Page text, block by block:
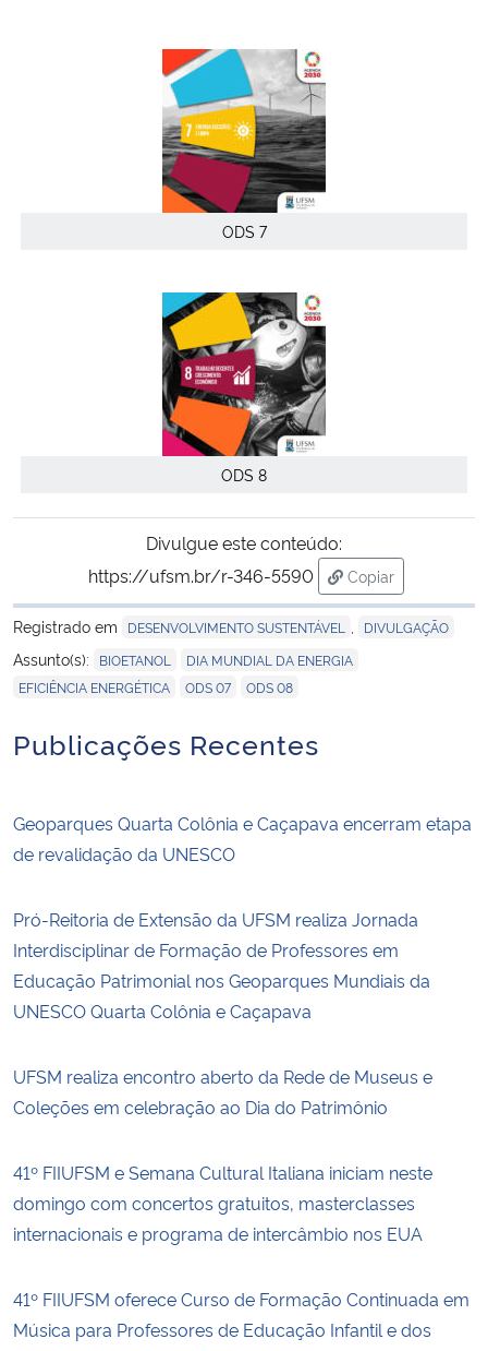
ODS 7
ODS 8
Divulgue este conteúdo:
https://ufsm.br/r-346-5590
Copiar
para área de
Registrado em
DESENVOLVIMENTO SUSTENTÁVEL DIVULGAÇÃO
Assunto(s): BIOETANOL DIA MUNDIAL DA ENERGIA
EFICIÊNCIA ENERGÉTICA ODS 07 ODS 08
Publicações Recentes
Geoparques Quarta Colônia e Caçapava encerram etapa
de revalidação da UNESCO
Pró-Reitoria de Extensão da UFSM realiza Jornada
Interdisciplinar de Formação de Professores em
Educação Patrimonial nos Geoparques Mundiais da
UNESCO Quarta Colônia e Caçapava
UFSM realiza encontro aberto da Rede de Museus e
Coleções em celebração ao Dia do Patrimônio
41º FIIUFSM e Semana Cultural Italiana iniciam neste
domingo com concertos gratuitos, masterclasses
internacionais e programa de intercâmbio nos EUA
41º FIIUFSM oferece Curso de Formação Continuada em
Música para Professores de Educação Infantil e dos